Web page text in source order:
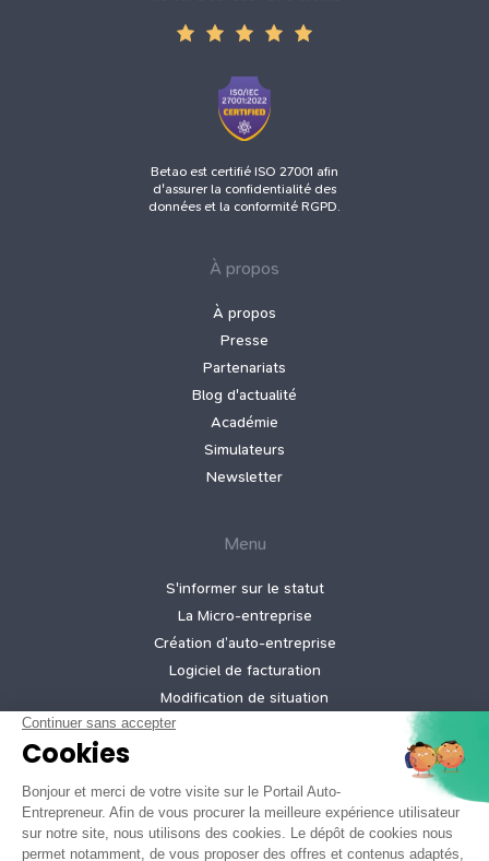
Betao est certifié ISO 27001 afin
d'assurer la confidentialité des
données et la conformité RGPD.
À propos
À propos
Presse
Partenariats
Blog d'actualité
Académie
Simulateurs
Newsletter
Menu
S'informer sur le statut
La Micro‑entreprise
Création d’auto‑entreprise
Logiciel de facturation
Modification de situation
Création micro-entreprise gratuite
Informations légales